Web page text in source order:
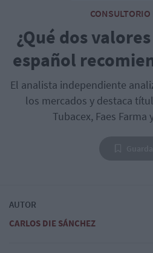
¿Qué dos
español
El analista independiente
los mercados y destaca
Tubacex, Faes Farma
AUTOR
CARLOS DIE SÁNCHEZ